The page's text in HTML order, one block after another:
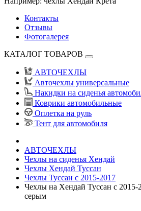
Контакты
Отзывы
Фотогалерея
КАТАЛОГ ТОВАРОВ
АВТОЧЕХЛЫ
Авточехлы универсальные
Накидки на сиденья
Коврики автомобильные
Оплетка на руль
Тент для автомобиля
АВТОЧЕХЛЫ
Чехлы на сиденья Хендай
Чехлы Хендай Туссан
Чехлы Туссан с 2015-2017
Чехлы на Хендай Туссан с
серым